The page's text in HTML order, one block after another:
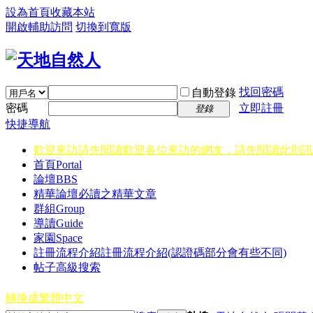
設為首頁收藏本站
開啟輔助訪問 切換到寬版
自動登錄 找回密碼
密碼
登錄
立即註冊
快捷導航
歡迎來訪請先閱讀歡迎各位來訪的網友，請先閱讀此則
首頁Portal
論壇BBS
精華論壇必讀之精華文章
群組Group
導讀Guide
家園 Space
註冊流程介紹註冊流程介紹(認證碼部分會有些不同)
帖子高級搜索
轉換成繁體中文